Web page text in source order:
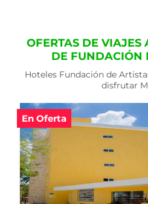
OFERTAS DE VIAJES
DE FUNDACIÓN
Hoteles Fundación de
disfrutar
En Oferta